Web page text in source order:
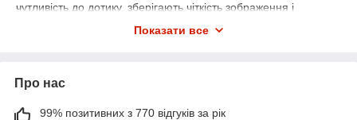
чутливість до дотику, зберігають чіткість зображення і
Показати все
Про нас
99% позитивних з 770 відгуків за рік